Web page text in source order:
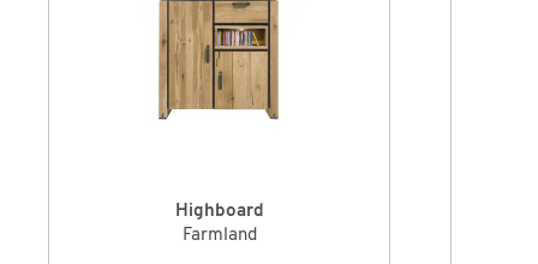
Highboard
Farmland